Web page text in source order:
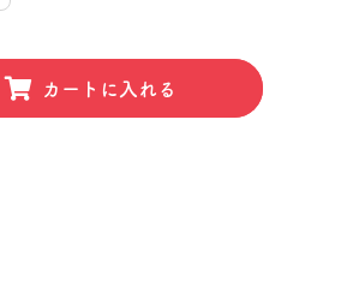
カートに入れる